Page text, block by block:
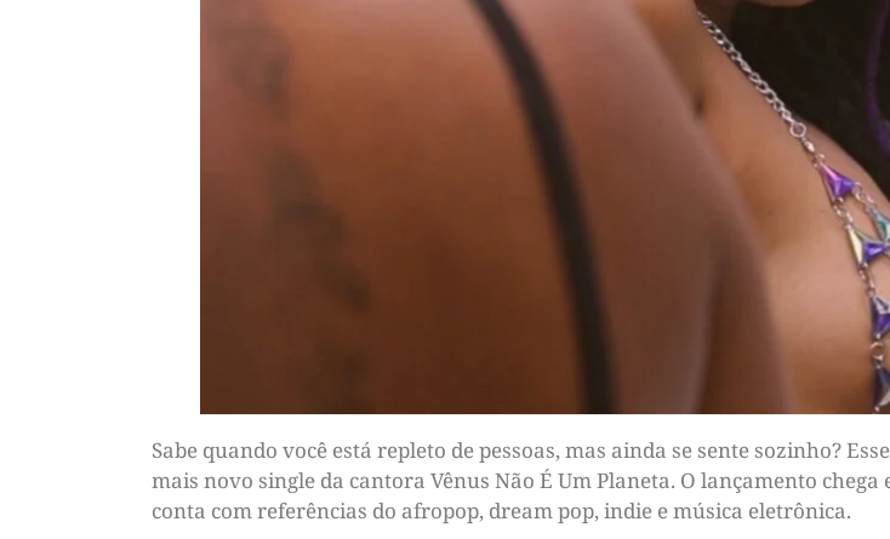
Sabe quando você está repleto de pessoas, mas ainda se sente sozinho?
mais novo single da cantora Vênus Não É Um Planeta. O lançamento
conta com referências do afropop, dream pop, indie e música eletrônica.